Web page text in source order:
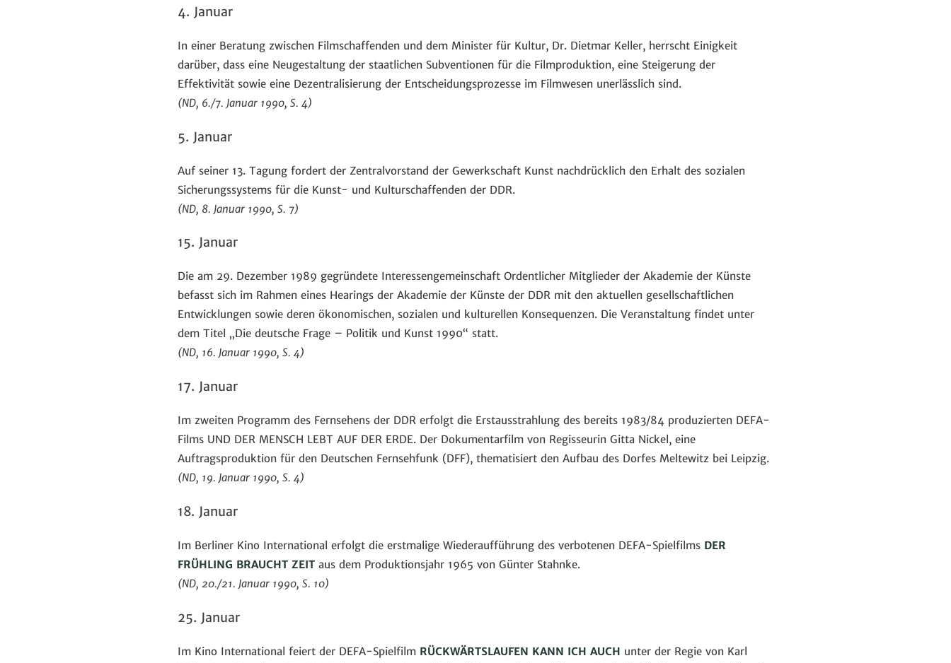
4. Januar
In einer Beratung zwischen Filmschaffenden und dem Minister für Kultur, Dr. Dietmar Keller, herrscht Einigkeit
darüber, dass eine Neugestaltung der staatlichen Subventionen für die Filmproduktion, eine Steigerung der
Effektivität sowie eine Dezentralisierung der Entscheidungsprozesse im Filmwesen unerlässlich sind.
(ND, 6./7. Januar 1990, S. 4)
5. Januar
Auf seiner 13. Tagung fordert der Zentralvorstand der Gewerkschaft Kunst nachdrücklich den Erhalt des sozialen
Sicherungssystems für die Kunst- und Kulturschaffenden der DDR.
(ND, 8. Januar 1990, S. 7)
15. Januar
Die am 29. Dezember 1989 gegründete Interessengemeinschaft Ordentlicher Mitglieder der Akademie der Künste
befasst sich im Rahmen eines Hearings der Akademie der Künste der DDR mit den aktuellen gesellschaftlichen
Entwicklungen sowie deren ökonomischen, sozialen und kulturellen Konsequenzen. Die Veranstaltung findet unter
dem Titel „Die deutsche Frage – Politik und Kunst 1990“ statt.
(ND, 16. Januar 1990, S. 4)
17. Januar
Im zweiten Programm des Fernsehens der DDR erfolgt die Erstausstrahlung des bereits 1983/84 produzierten DEFA-
Films UND DER MENSCH LEBT AUF DER ERDE. Der Dokumentarfilm von Regisseurin Gitta Nickel, eine
Auftragsproduktion für den Deutschen Fernsehfunk (DFF), thematisiert den Aufbau des Dorfes Meltewitz bei Leipzig.
(ND, 19. Januar 1990, S. 4)
18. Januar
Im Berliner Kino International erfolgt die erstmalige Wiederaufführung des verbotenen DEFA-Spielfilms DER
FRÜHLING BRAUCHT ZEIT aus dem Produktionsjahr 1965 von Günter Stahnke.
(ND, 20./21. Januar 1990, S. 10)
25. Januar
Im Kino International feiert der DEFA-Spielfilm RÜCKWÄRTSLAUFEN KANN ICH AUCH unter der Regie von Karl